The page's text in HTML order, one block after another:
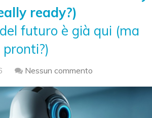
ready?)
futuro è già qui (ma
Nessun commento